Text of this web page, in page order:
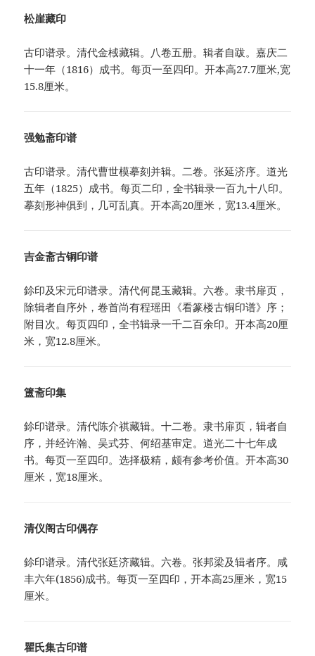
松崖藏印
古印谱录。清代金棫藏辑。八卷五册。辑者自跋。嘉庆二
十一年（1816）成书。每页一至四印。开本高27.7厘米,宽
15.8厘米。
强勉斋印谱
古印谱录。清代曹世模摹刻并辑。二卷。张延济序。道光
五年（1825）成书。每页二印，全书辑录一百九十八印。
摹刻形神俱到，几可乱真。开本高20厘米，宽13.4厘米。
吉金斋古铜印谱
鉩印及宋元印谱录。清代何昆玉藏辑。六卷。隶书扉页，
除辑者自序外，卷首尚有程瑶田《看篆楼古铜印谱》序；
附目次。每页四印，全书辑录一千二百余印。开本高20厘
米，宽12.8厘米。
簠斋印集
鉩印谱录。清代陈介祺藏辑。十二卷。隶书扉页，辑者自
序，并经许瀚、吴式芬、何绍基审定。道光二十七年成
书。每页一至四印。选择极精，颇有参考价值。开本高30
厘米，宽18厘米。
清仪阁古印偶存
鉩印谱录。清代张廷济藏辑。六卷。张邦梁及辑者序。咸
丰六年(1856)成书。每页一至四印，开本高25厘米，宽15
厘米。
瞿氏集古印谱